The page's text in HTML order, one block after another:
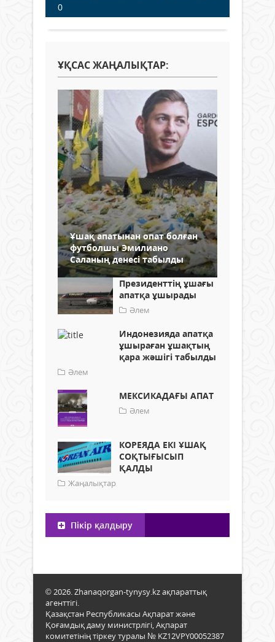
0
ҰҚСАС ЖАҢАЛЫҚТАР:
Ұшақ апатынан опат болған
футболшы Эмилиано
Саланың денесі табылды
Президенттің ұшағы
апатқа ұшырады
Әлем
Индонезияда апатқа
ұшыраған ұшақтың
қара жәшігі табылды
Әлем
МЕКСИКАДАҒЫ АПАТ
Әлем
КОРЕЯДА ЕКІ ҰШАҚ
СОҚТЫҒЫСЫП
ҚАЛДЫ
Жаңалықтар
Пікір қалдыру
© 2026. Zhanaqorgan-tynysy.kz ақпараттық
агенттігі.
Қазақстан Республикасы Ақпарат және
Қоғамдық даму министрлігі, Ақпарат
комитетінің тіркеу туралы № KZ12VPY00052387